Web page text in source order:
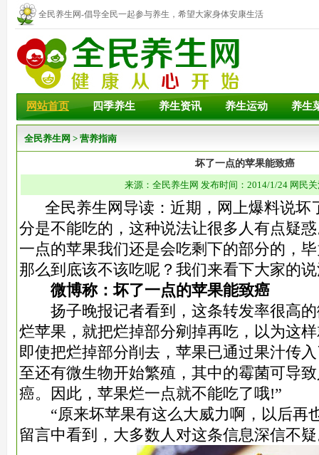
全民养生网-倡导全民一起参与养生，希望大家身体安康生活
幸福！
网站首页 四季养生 养生资讯 养生运动 养生
全民养生网 > 营养指南
坏了一点的苹果能致癌
来源：全民养生网 发布时间：2014/1/24 网民
全民养生网导读：近期，网上爆料说坏
分是不能吃的，这种说法让很多人有点疑
一点的苹果我们还是会吃剩下的部分的，
那么到底该不该吃呢？我们来看下大家的
微博称：坏了一点的苹果能致癌
扬子晚报记者看到，这条转发率很高的
烂苹果，就把烂掉部分剜掉再吃，以为这
即使把烂掉部分削去，苹果已通过果汁传
至还有微生物开始繁殖，其中的霉菌可导
癌。因此，苹果烂一点就不能吃了哦!”
“原来坏苹果有这么大威力啊，以后再
留言中看到，大多数人对这条信息深信不